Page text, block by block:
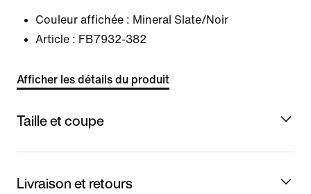
Couleur affichée : Mineral Slate/Noir
Article : FB7932-382
Afficher les détails du produit
Taille et coupe
Livraison et retours